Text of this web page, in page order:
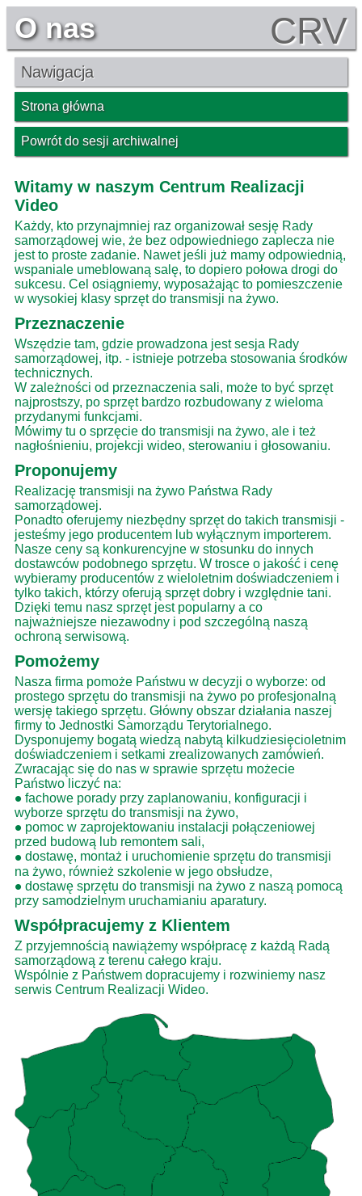
O nas CRV
Nawigacja
Strona główna
Powrót do sesji archiwalnej
Witamy w naszym Centrum Realizacji
Video
Każdy, kto przynajmniej raz organizował sesję Rady
samorządowej wie, że bez odpowiedniego zaplecza nie
jest to proste zadanie. Nawet jeśli już mamy odpowiednią,
wspaniale umeblowaną salę, to dopiero połowa drogi do
sukcesu. Cel osiągniemy, wyposażając to pomieszczenie
w wysokiej klasy sprzęt do transmisji na żywo.
Przeznaczenie
Wszędzie tam, gdzie prowadzona jest sesja Rady
samorządowej, itp. - istnieje potrzeba stosowania środków
technicznych.
W zależności od przeznaczenia sali, może to być sprzęt
najprostszy, po sprzęt bardzo rozbudowany z wieloma
przydanymi funkcjami.
Mówimy tu o sprzęcie do transmisji na żywo, ale i też
nagłośnieniu, projekcji wideo, sterowaniu i głosowaniu.
Proponujemy
Realizację transmisji na żywo Państwa Rady
samorządowej.
Ponadto oferujemy niezbędny sprzęt do takich transmisji -
jesteśmy jego producentem lub wyłącznym importerem.
Nasze ceny są konkurencyjne w stosunku do innych
dostawców podobnego sprzętu. W trosce o jakość i cenę
wybieramy producentów z wieloletnim doświadczeniem i
tylko takich, którzy oferują sprzęt dobry i względnie tani.
Dzięki temu nasz sprzęt jest popularny a co
najważniejsze niezawodny i pod szczególną naszą
ochroną serwisową.
Pomożemy
Nasza firma pomoże Państwu w decyzji o wyborze: od
prostego sprzętu do transmisji na żywo po profesjonalną
wersję takiego sprzętu. Główny obszar działania naszej
firmy to Jednostki Samorządu Terytorialnego.
Dysponujemy bogatą wiedzą nabytą kilkudziesięcioletnim
doświadczeniem i setkami zrealizowanych zamówień.
Zwracając się do nas w sprawie sprzętu możecie
Państwo liczyć na:
• fachowe porady przy zaplanowaniu, konfiguracji i
wyborze sprzętu do transmisji na żywo,
• pomoc w zaprojektowaniu instalacji połączeniowej
przed budową lub remontem sali,
• dostawę, montaż i uruchomienie sprzętu do transmisji
na żywo, również szkolenie w jego obsłudze,
• dostawę sprzętu do transmisji na żywo z naszą pomocą
przy samodzielnym uruchamianiu aparatury.
Współpracujemy z Klientem
Z przyjemnością nawiążemy współpracę z każdą Radą
samorządową z terenu całego kraju.
Wspólnie z Państwem dopracujemy i rozwiniemy nasz
serwis Centrum Realizacji Wideo.